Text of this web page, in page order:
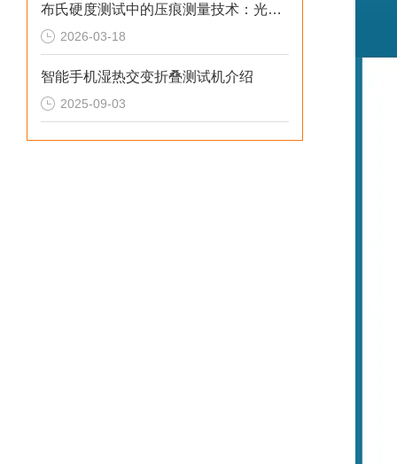
布氏硬度测试中的压痕测量技术：光学扫描与数字图像处理原理
2026-03-18
智能手机湿热交变折叠测试机介绍
2025-09-03